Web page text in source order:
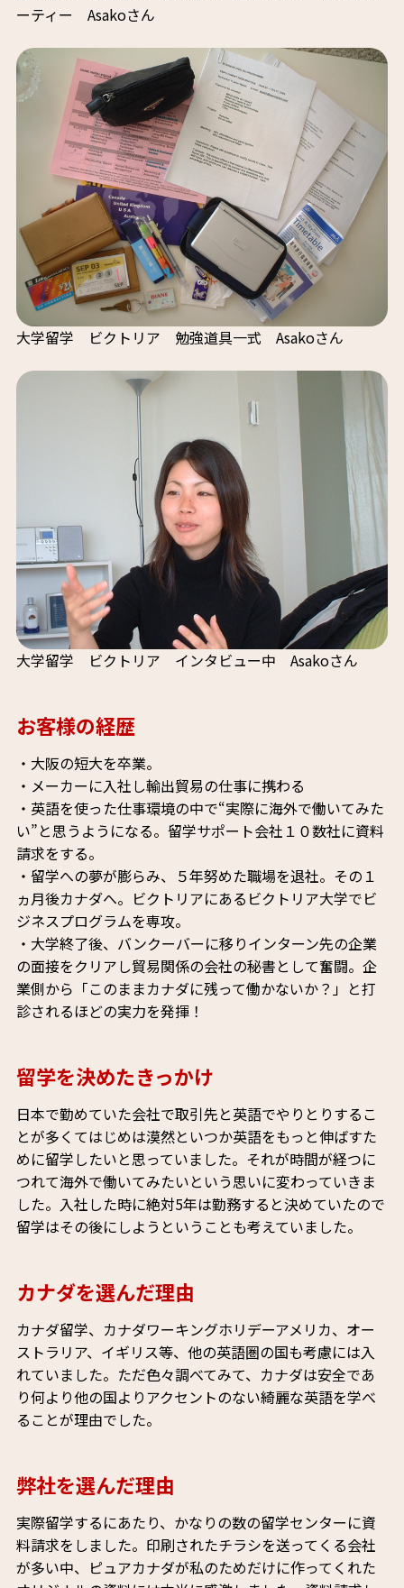
ーティー Asakoさん
大学留学 ビクトリア 勉強道具一式 Asakoさん
大学留学 ビクトリア インタビュー中 Asakoさん
お客様の経歴
・大阪の短大を卒業。
・メーカーに入社し輸出貿易の仕事に携わる
・英語を使った仕事環境の中で“実際に海外で働いてみた
い”と思うようになる。留学サポート会社１０数社に資料
請求をする。
・留学への夢が膨らみ、５年努めた職場を退社。その１
ヵ月後カナダへ。ビクトリアにあるビクトリア大学でビ
ジネスプログラムを専攻。
・大学終了後、バンクーバーに移りインターン先の企業
の面接をクリアし貿易関係の会社の秘書として奮闘。企
業側から「このままカナダに残って働かないか？」と打
診されるほどの実力を発揮！
留学を決めたきっかけ
日本で勤めていた会社で取引先と英語でやりとりするこ
とが多くてはじめは漠然といつか英語をもっと伸ばすた
めに留学したいと思っていました。それが時間が経つに
つれて海外で働いてみたいという思いに変わっていきま
した。入社した時に絶対5年は勤務すると決めていたので
留学はその後にしようということも考えていました。
カナダを選んだ理由
カナダ留学、カナダワーキングホリデーアメリカ、オー
ストラリア、イギリス等、他の英語圏の国も考慮には入
れていました。ただ色々調べてみて、カナダは安全であ
り何より他の国よりアクセントのない綺麗な英語を学べ
ることが理由でした。
弊社を選んだ理由
実際留学するにあたり、かなりの数の留学センターに資
料請求をしました。印刷されたチラシを送ってくる会社
が多い中、ピュアカナダが私のためだけに作ってくれた